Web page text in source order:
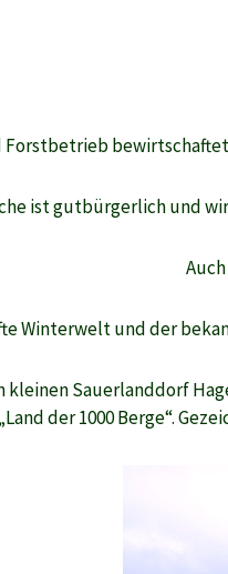
Forstbetrieb
ist gutbürgerlich und
Winterwelt und der
kleinen Sauerlanddorf
der 1000 Berge“.